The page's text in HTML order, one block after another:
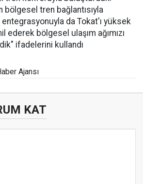
bölgesel tren bağlantısıyla
entegrasyonuyla da Tokat'ı yüksek
ederek bölgesel ulaşım ağımızı
ifadelerini kullandı
Ajansı
KAT